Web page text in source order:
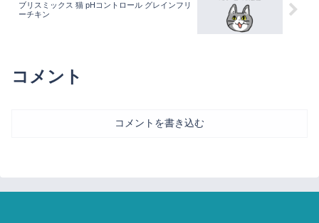
ブリスミックス 猫 pHコントロール グレインフリ
ーチキン
コメント
コメントを書き込む